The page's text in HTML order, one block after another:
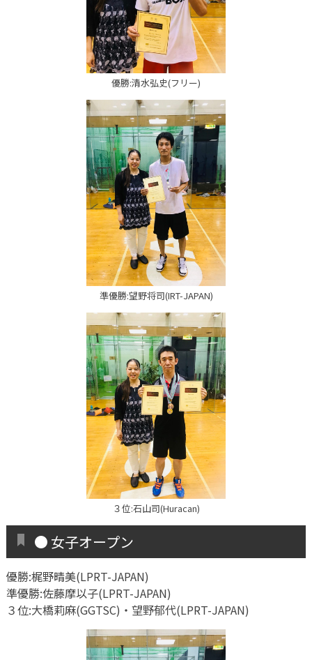
優勝:清水弘史(フリー)
準優勝:望野将司(IRT-JAPAN)
３位:石山司(Huracan)
● 女子オープン
優勝:梶野晴美(LPRT-JAPAN)
準優勝:佐藤摩以子(LPRT-JAPAN)
３位:大橋莉麻(GGTSC)・望野郁代(LPRT-JAPAN)